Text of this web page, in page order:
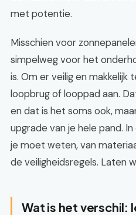
met potentie.
Misschien voor
simpelweg voor het
is. Om er veilig en makkelijk
loopbrug of looppad aan.
en dat is het soms ook,
upgrade van je hele pand.
je moet weten, van
de veiligheidsregels. Laten
Wat is het verschil: